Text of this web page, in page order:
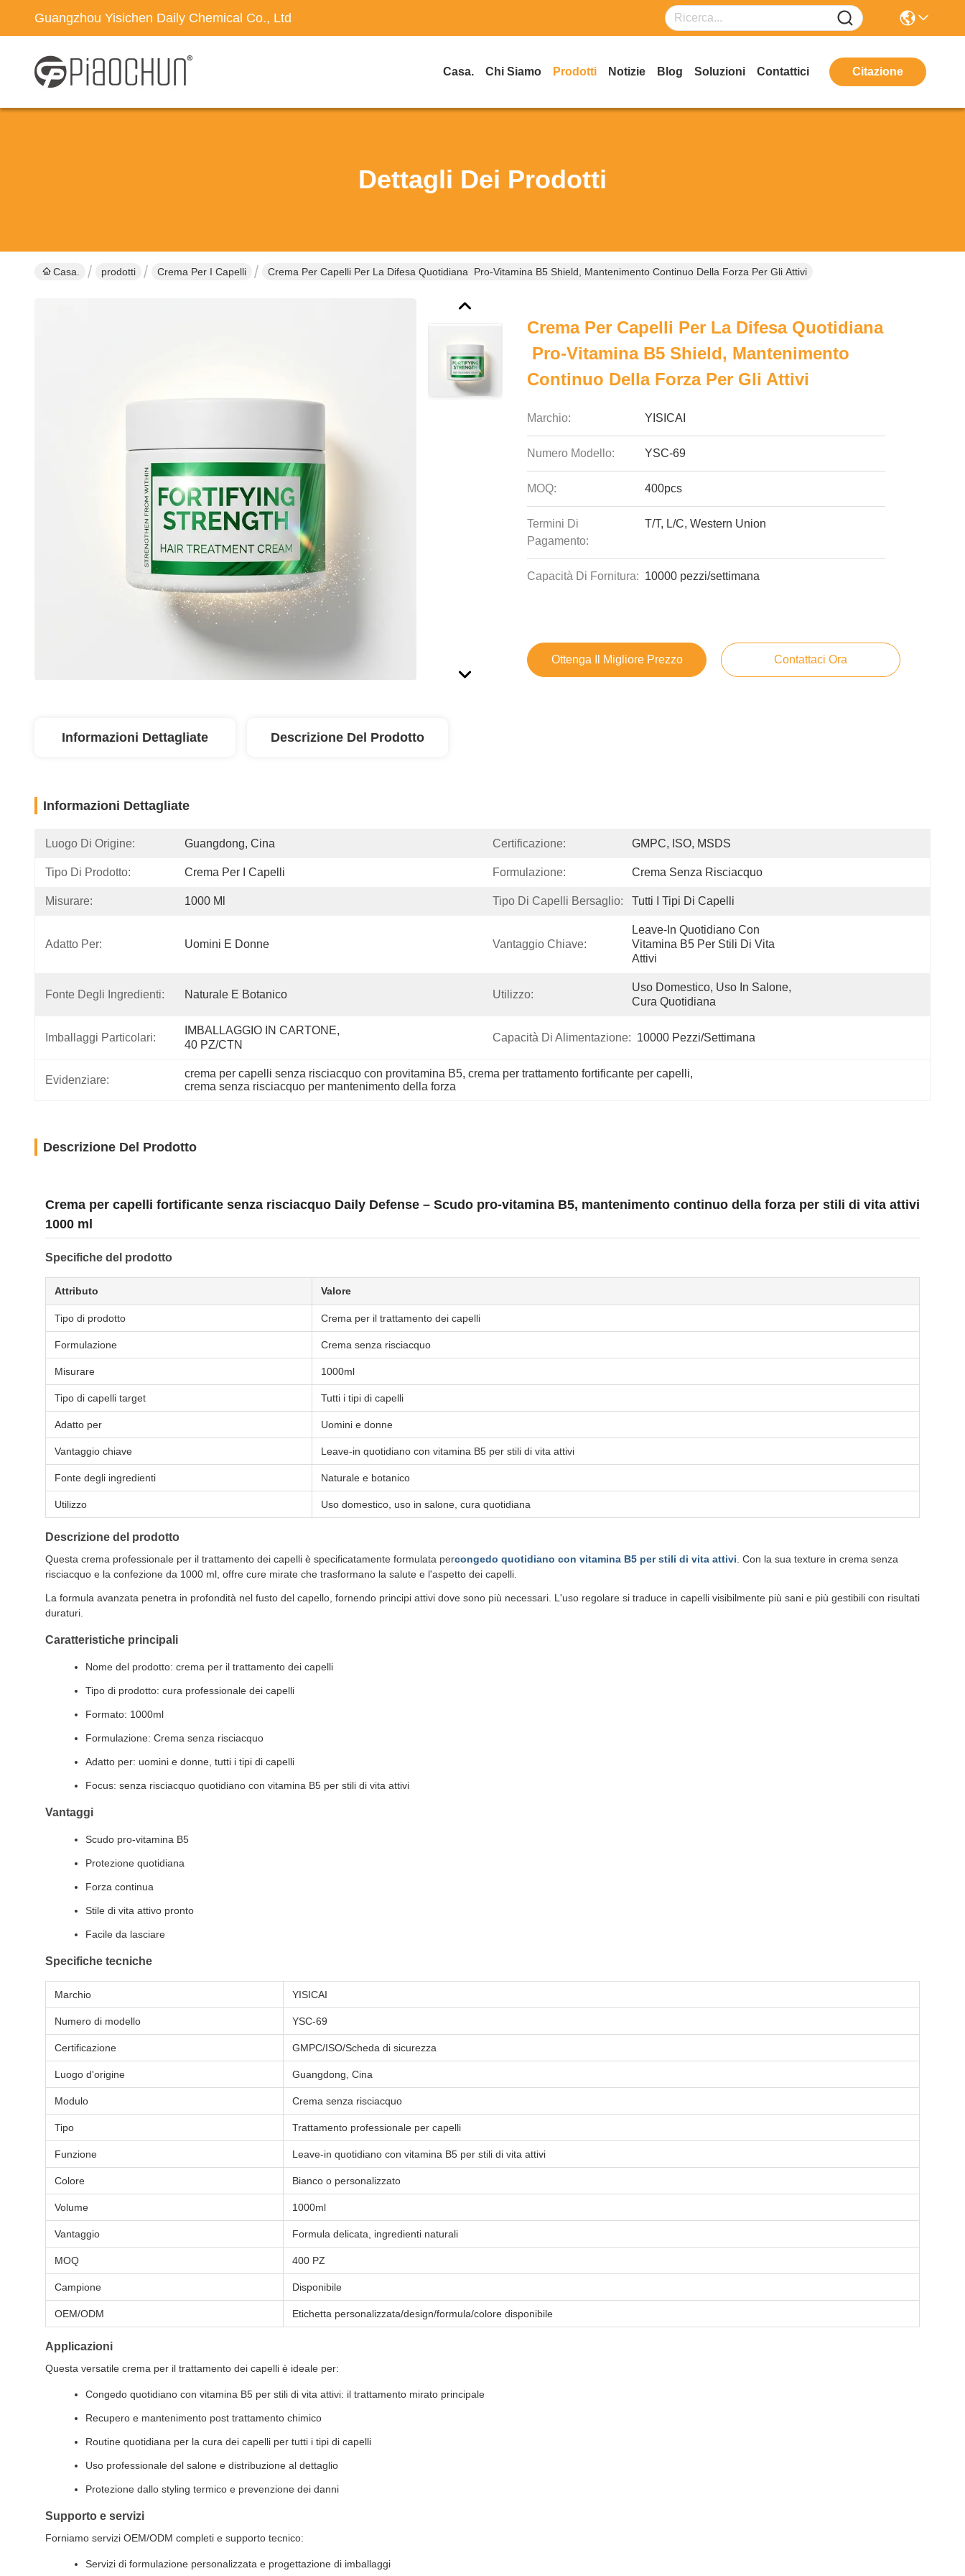
Guangzhou Yisichen Daily Chemical Co., Ltd
Casa. Chi Siamo Prodotti Notizie Blog Soluzioni Contattici Citazione
Dettagli Dei Prodotti
Casa. prodotti Crema Per I Capelli Crema Per Capelli Per La Difesa Quotidiana ️ Pro-Vitamina B5 Shield, Mantenimento Continuo Della Forza Per Gli Attivi
Crema Per Capelli Per La Difesa Quotidiana
️ Pro-Vitamina B5 Shield, Mantenimento
Continuo Della Forza Per Gli Attivi
Marchio: YISICAI
Numero Modello: YSC-69
MOQ: 400pcs
Termini Di
Pagamento:
T/T, L/C, Western Union
Capacità Di Fornitura: 10000 pezzi/settimana
Ottenga Il Migliore Prezzo Contattaci Ora
Informazioni Dettagliate Descrizione Del Prodotto
Informazioni Dettagliate
Luogo Di Origine: Guangdong, Cina Certificazione: GMPC, ISO, MSDS
Tipo Di Prodotto: Crema Per I Capelli Formulazione: Crema Senza Risciacquo
Misurare: 1000 Ml Tipo Di Capelli Bersaglio: Tutti I Tipi Di Capelli
Adatto Per: Uomini E Donne Vantaggio Chiave:
Leave-In Quotidiano Con
Vitamina B5 Per Stili Di Vita
Attivi
Fonte Degli Ingredienti: Naturale E Botanico Utilizzo:
Uso Domestico, Uso In Salone,
Cura Quotidiana
Imballaggi Particolari:
IMBALLAGGIO IN CARTONE,
40 PZ/CTN
Capacità Di Alimentazione: 10000 Pezzi/settimana
Evidenziare:
crema per capelli senza risciacquo con provitamina B5, crema per trattamento fortificante per capelli,
crema senza risciacquo per mantenimento della forza
Descrizione Del Prodotto
Crema per capelli fortificante senza risciacquo Daily Defense – Scudo pro-vitamina B5, mantenimento continuo della forza per stili di vita attivi
1000 ml
Specifiche del prodotto
Attributo Valore
Tipo di prodotto Crema per il trattamento dei capelli
Formulazione Crema senza risciacquo
Misurare 1000ml
Tipo di capelli target Tutti i tipi di capelli
Adatto per Uomini e donne
Vantaggio chiave Leave-in quotidiano con vitamina B5 per stili di vita attivi
Fonte degli ingredienti Naturale e botanico
Utilizzo Uso domestico, uso in salone, cura quotidiana
Descrizione del prodotto
Questa crema professionale per il trattamento dei capelli è specificatamente formulata percongedo quotidiano con vitamina B5 per stili di vita attivi . Con la sua texture in crema senza
risciacquo e la confezione da 1000 ml, offre cure mirate che trasformano la salute e l'aspetto dei capelli.
La formula avanzata penetra in profondità nel fusto del capello, fornendo principi attivi dove sono più necessari. L'uso regolare si traduce in capelli visibilmente più sani e più gestibili con risultati
duraturi.
Caratteristiche principali
Nome del prodotto: crema per il trattamento dei capelli
Tipo di prodotto: cura professionale dei capelli
Formato: 1000ml
Formulazione: Crema senza risciacquo
Adatto per: uomini e donne, tutti i tipi di capelli
Focus: senza risciacquo quotidiano con vitamina B5 per stili di vita attivi
Vantaggi
Scudo pro-vitamina B5
Protezione quotidiana
Forza continua
Stile di vita attivo pronto
Facile da lasciare
Specifiche tecniche
Marchio YISICAI
Numero di modello YSC-69
Certificazione GMPC/ISO/Scheda di sicurezza
Luogo d'origine Guangdong, Cina
Modulo Crema senza risciacquo
Tipo Trattamento professionale per capelli
Funzione Leave-in quotidiano con vitamina B5 per stili di vita attivi
Colore Bianco o personalizzato
Volume 1000ml
Vantaggio Formula delicata, ingredienti naturali
MOQ 400 PZ
Campione Disponibile
OEM/ODM Etichetta personalizzata/design/formula/colore disponibile
Applicazioni
Questa versatile crema per il trattamento dei capelli è ideale per:
Congedo quotidiano con vitamina B5 per stili di vita attivi: il trattamento mirato principale
Recupero e mantenimento post trattamento chimico
Routine quotidiana per la cura dei capelli per tutti i tipi di capelli
Uso professionale del salone e distribuzione al dettaglio
Protezione dallo styling termico e prevenzione dei danni
Supporto e servizi
Forniamo servizi OEM/ODM completi e supporto tecnico:
Servizi di formulazione personalizzata e progettazione di imballaggi